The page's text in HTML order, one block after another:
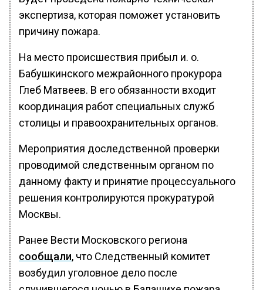
экспертиза, которая поможет установить
причину пожара.
На место происшествия прибыл и. о.
Бабушкинского межрайонного прокурора
Глеб Матвеев. В его обязанности входит
координация работ специальных служб
столицы и правоохранительных органов.
Мероприятия доследственной проверки
проводимой следственным органом по
данному факту и принятие процессуального
решения контролируются прокуратурой
Москвы.
Ранее Вести Московского региона
сообщали, что Следственный комитет
возбудил уголовное дело после